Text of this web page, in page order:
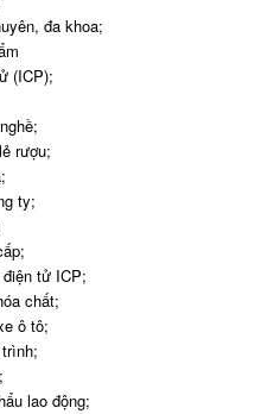
đa khoa;
(ICP);
rượu;
ty;
tử ICP;
chất;
ô tô;
lao động;